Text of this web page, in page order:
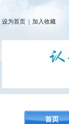
设为首页 加入收藏
首页